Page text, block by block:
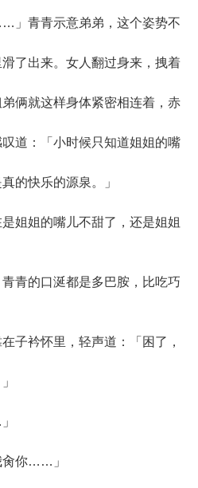
青示意弟弟，这个姿势不
了出来。女人翻过身来，拽着
俩就这样身体紧密相连着，赤
道：「小时候只知道姐姐的嘴
的快乐的源泉。」
姐的嘴儿不甜了，还是姐姐
的口涎都是多巴胺，比吃巧
衿怀里，轻声道：「困了，
你……」